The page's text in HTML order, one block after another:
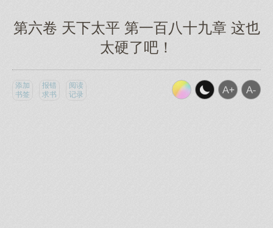
第六卷 天下太平 第一百八十九章 这也
太硬了吧！
添加
书签
报错
求书
阅读
记录